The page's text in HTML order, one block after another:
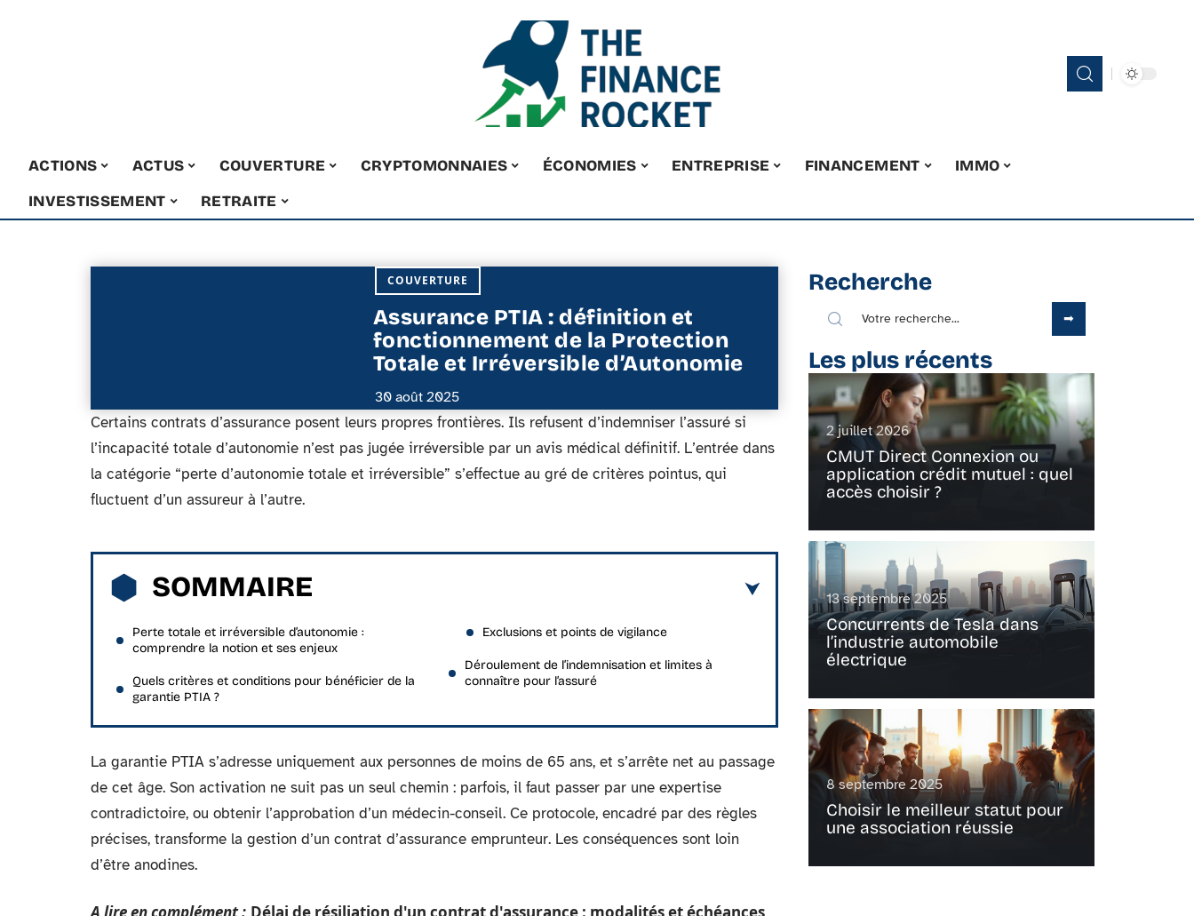
ACTIONS ACTUS COUVERTURE CRYPTOMONNAIES ÉCONOMIES ENTREPRISE FINANCEMENT
IMMO
INVESTISSEMENT
RETRAITE
COUVERTURE
Assurance PTIA : définition et
fonctionnement de la Protection
Totale et Irréversible d’Autonomie
30 août 2025
Certains contrats d’assurance posent leurs propres frontières. Ils refusent d’indemniser l’assuré si
l’incapacité totale d’autonomie n’est pas jugée irréversible par un avis médical définitif. L’entrée dans
la catégorie “perte d’autonomie totale et irréversible” s’effectue au gré de critères pointus, qui
fluctuent d’un assureur à l’autre.
SOMMAIRE
Perte totale et irréversible d’autonomie :
comprendre la notion et ses enjeux
Quels critères et conditions pour bénéficier de la
garantie PTIA ?
Exclusions et points de vigilance
Déroulement de l’indemnisation et limites à
connaître pour l’assuré
La garantie PTIA s’adresse uniquement aux personnes de moins de 65 ans, et s’arrête net au passage
de cet âge. Son activation ne suit pas un seul chemin : parfois, il faut passer par une expertise
contradictoire, ou obtenir l’approbation d’un médecin-conseil. Ce protocole, encadré par des règles
précises, transforme la gestion d’un contrat d’assurance emprunteur. Les conséquences sont loin
d’être anodines.
Recherche
Les plus récents
2 juillet 2026
CMUT Direct Connexion ou
application crédit mutuel : quel
accès choisir ?
13 septembre 2025
Concurrents de Tesla dans
l’industrie automobile
électrique
8 septembre 2025
Choisir le meilleur statut pour
une association réussie